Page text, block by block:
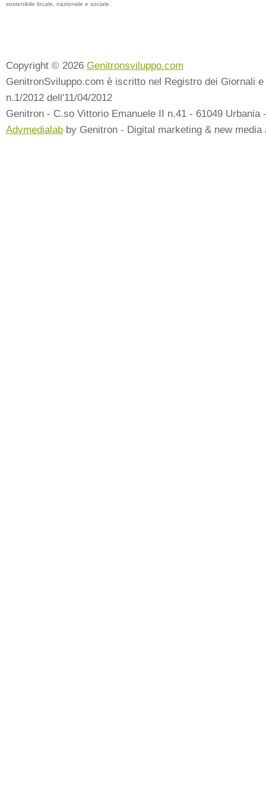
sostenibile locale, nazionale e sociale.
Copyright © 2026 Genitronsviluppo.com
GenitronSviluppo.com è iscritto nel Registro dei Giornali
n.1/2012 dell'11/04/2012
Genitron - C.so Vittorio Emanuele II n.41 - 61049 Urbania
Advmedialab by Genitron - Digital marketing & new media